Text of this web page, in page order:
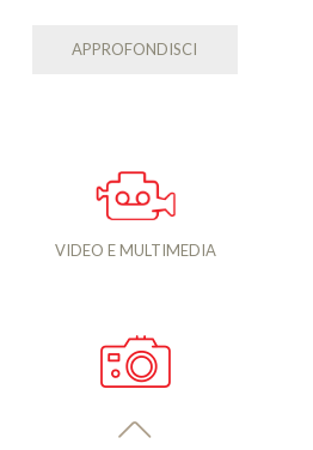
APPROFONDISCI
VIDEO E MULTIMEDIA